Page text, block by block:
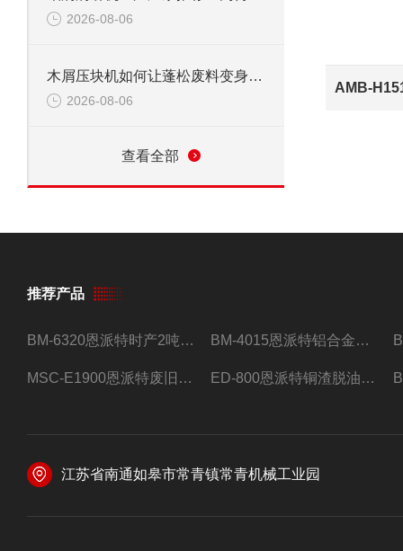
2026-08-06
木屑压块机如何让蓬松废料变身高能燃料？
2026-08-06
查看全部
推荐产品
BM-6320恩派特时产2吨合金钢屑压饼机 BM-4015恩派特铝合金屑压饼机 脱油效果好
MSC-E1900恩派特废旧锂电池极片破碎处理设备 ED-800恩派特铜渣脱油机废铜屑铝屑甩油机
江苏省南通如皋市常青镇常青机械工业园